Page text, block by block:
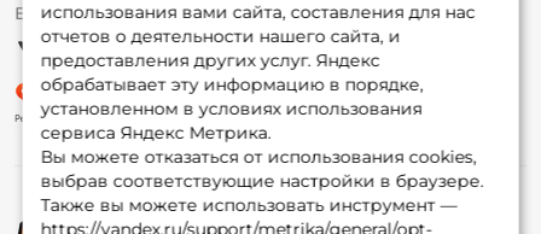
использования вами сайта, составления для нас
отчетов о деятельности нашего сайта, и
предоставления других услуг. Яндекс
обрабатывает эту информацию в порядке,
установленном в условиях использования
сервиса Яндекс Метрика.
Вы можете отказаться от использования cookies,
выбрав соответствующие настройки в браузере.
Также вы можете использовать инструмент —
https://yandex.ru/support/metrika/general/opt-
Партнерская программа
Ежедневно 10:00 до 20:00